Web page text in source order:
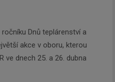
Dnů teplárenství a
akce v oboru, kterou
ve dnech 25. a 26. dubna